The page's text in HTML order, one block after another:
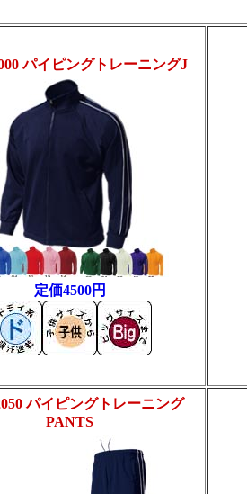
パイピングトレーニングJ
定価4500円
パイピングトレーニング
PANTS